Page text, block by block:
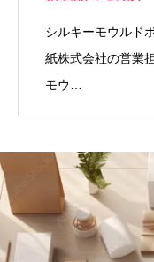
シルキーモウルド
紙株式会社の営業
モウ…